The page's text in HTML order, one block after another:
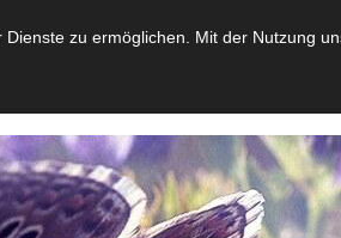
zu ermöglichen. Mit der Nutzung